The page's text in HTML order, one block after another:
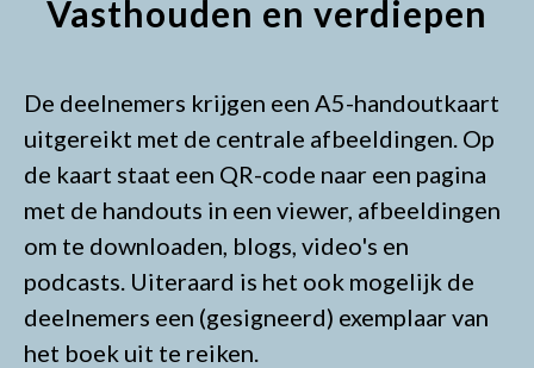
Vasthouden en verdiepen
De deelnemers krijgen een A5-handoutkaart
uitgereikt met de centrale afbeeldingen. Op
de kaart staat een QR-code naar een pagina
met de handouts in een viewer, afbeeldingen
om te downloaden, blogs, video's en
podcasts. Uiteraard is het ook mogelijk de
deelnemers een (gesigneerd) exemplaar van
het boek uit te reiken.